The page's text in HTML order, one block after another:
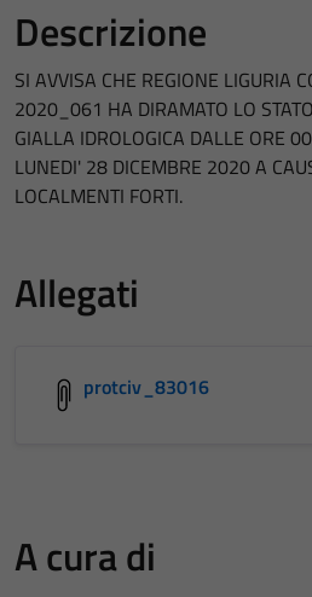
Descrizione
SI AVVISA CHE REGIONE LIGURIA
2020_061 HA DIRAMATO LO
GIALLA IDROLOGICA DALLE ORE
LUNEDI' 28 DICEMBRE 2020 A
LOCALMENTI FORTI.
Allegati
protciv_83016
A cura di